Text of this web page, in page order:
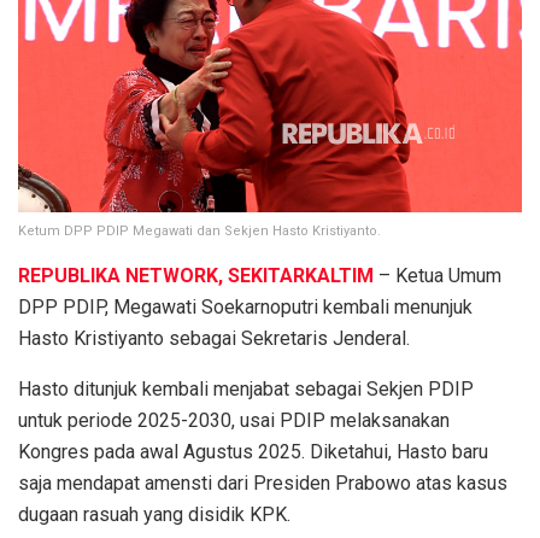
Ketum DPP PDIP Megawati dan Sekjen Hasto Kristiyanto.
REPUBLIKA NETWORK, SEKITARKALTIM – Ketua Umum
DPP PDIP, Megawati Soekarnoputri kembali menunjuk
Hasto Kristiyanto sebagai Sekretaris Jenderal.
Hasto ditunjuk kembali menjabat sebagai Sekjen PDIP
untuk periode 2025-2030, usai PDIP melaksanakan
Kongres pada awal Agustus 2025. Diketahui, Hasto baru
saja mendapat amensti dari Presiden Prabowo atas kasus
dugaan rasuah yang disidik KPK.